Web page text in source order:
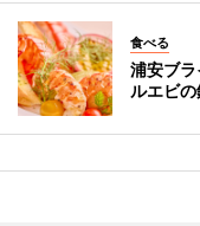
食べる
浦安ブ
ルエビ